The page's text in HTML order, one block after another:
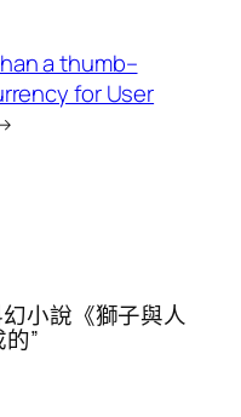
a thumb–
for User
小說《獅子與人
”